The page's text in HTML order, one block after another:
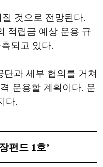
것으로 전망된다.
적립금 예상 운용 규
되고 있다.
과 세부 협의를 거쳐
운용할 계획이다. 운
다.
펀드 1호’